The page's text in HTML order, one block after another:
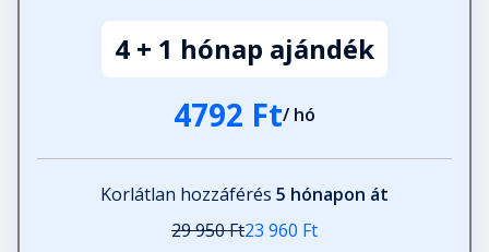
4 + 1 hónap ajándék
4792 Ft/ hó
Korlátlan hozzáférés 5 hónapon át
29 950 Ft23 960 Ft